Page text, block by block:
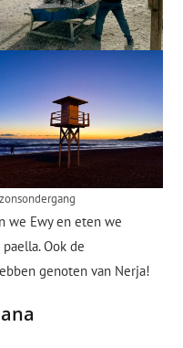
we Ewy en eten we
Ook de
genoten van Nerja!